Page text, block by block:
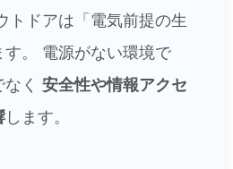
トドアは「電気前提の生
。
電源がない環境で
く 安全性や情報アクセ
します。